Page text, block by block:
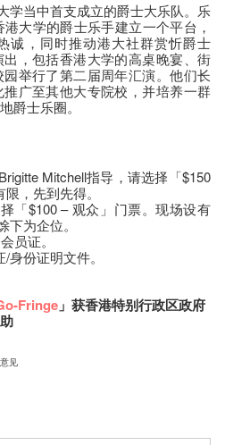
学当中首支成立的爵士大乐队。乐
大学的爵士乐手建立一个平台，
诚，同时推动港大社群赏忻爵士
，包括香港大学的高桌晚宴、街
举行了第二届周年汇演。他们长
广至其他大专院校，并培养一群
爵士乐圈。
Mitchell指导，请选择「$150
，先到先得。
「$100 – 观众」门票。现场设有
为企位。
员证。
份证明文件。
Fringe」获香港特别行政区政府
见